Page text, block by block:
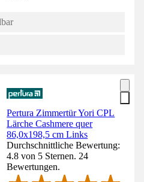
Pertura Zimmertür Yori CPL
Lärche Cashmere quer
86,0x198,5 cm Links
Durchschnittliche Bewertung:
4.8 von 5 Sternen. 24
Bewertungen.